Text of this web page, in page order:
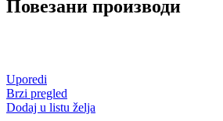
Повезани производи
Uporedi
Brzi pregled
Dodaj u listu želja